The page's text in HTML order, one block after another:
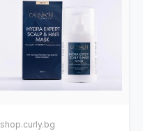
shop.curly.bg